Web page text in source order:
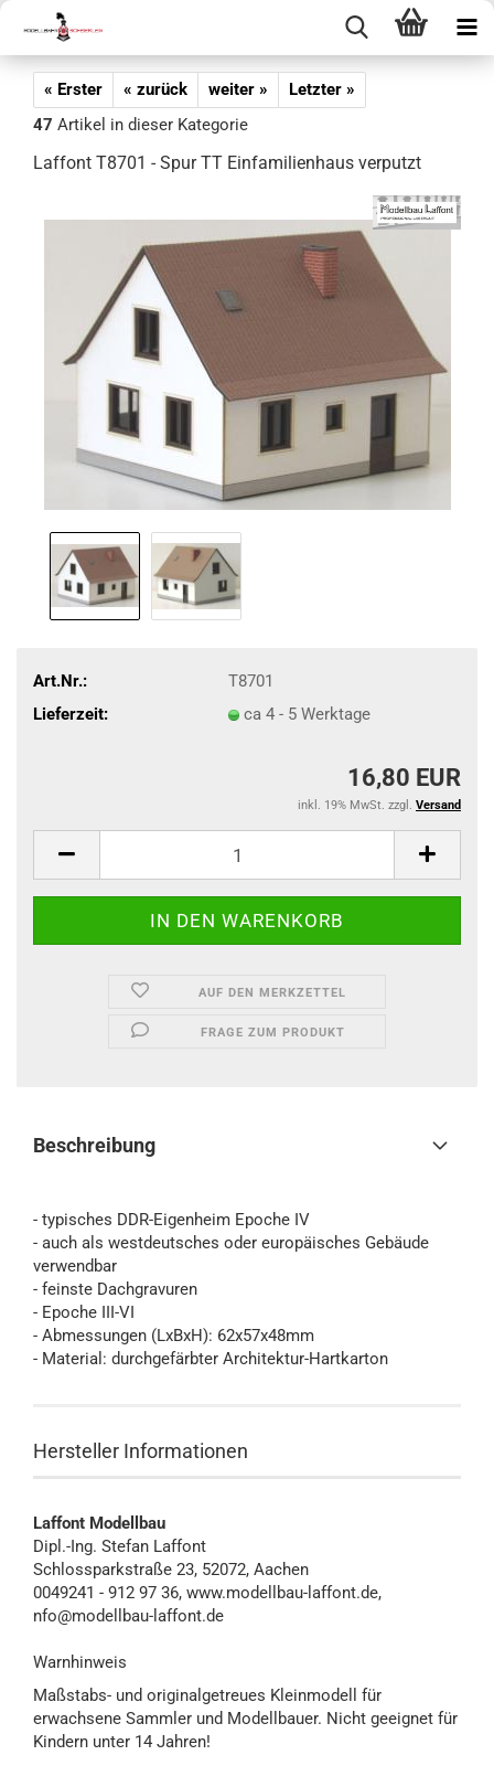
« Erster « zurück weiter »
Letzter »
47 Artikel in dieser Kategorie
Laffont T8701 - Spur TT Einfamilienhaus verputzt
Art.Nr.:
T8701
Lieferzeit:
ca 4 - 5 Werktage
16,80 EUR
inkl. 19% MwSt. zzgl. Versand
AUF DEN MERKZETTEL
FRAGE ZUM PRODUKT
Beschreibung
- typisches DDR-Eigenheim Epoche IV
- auch als westdeutsches oder europäisches Gebäude
verwendbar
- feinste Dachgravuren
- Epoche III-VI
- Abmessungen (LxBxH): 62x57x48mm
- Material: durchgefärbter Architektur-Hartkarton
Hersteller Informationen
Laffont Modellbau
Dipl.-Ing. Stefan Laffont
Schlossparkstraße 23, 52072, Aachen
0049241 - 912 97 36, www.modellbau-laffont.de,
nfo@modellbau-laffont.de
Warnhinweis
Maßstabs- und originalgetreues Kleinmodell für
erwachsene Sammler und Modellbauer. Nicht geeignet für
Kindern unter 14 Jahren!